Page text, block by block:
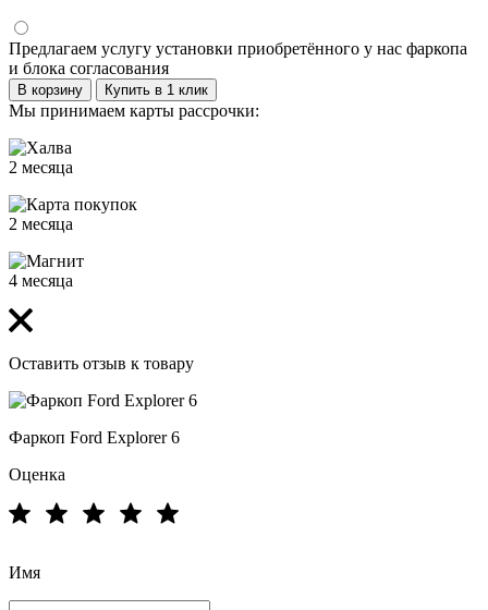
Предлагаем услугу установки приобретённого у нас фаркопа
и блока согласования
В корзину Купить в 1 клик
Мы принимаем карты рассрочки:
2 месяца
2 месяца
4 месяца
Оставить отзыв к товару
Фаркоп Ford Explorer 6
Оценка
Имя